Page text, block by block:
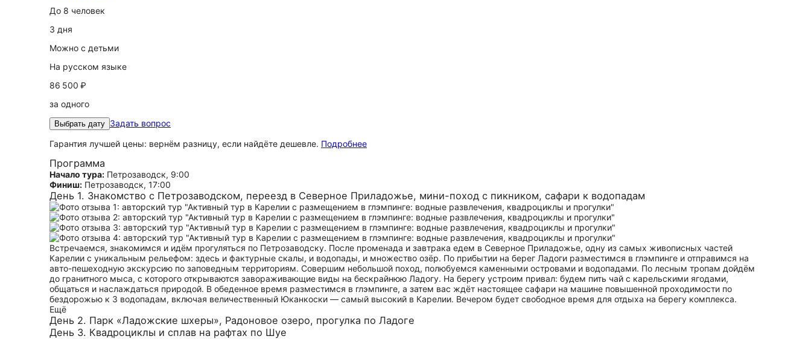
До 8 человек
3 дня
Можно с детьми
На русском языке
86 500 ₽
за одного
Выбрать дату Задать вопрос
Гарантия лучшей цены: вернём разницу, если найдёте дешевле. Подробнее
Программа
Начало тура: Петрозаводск, 9:00
Финиш: Петрозаводск, 17:00
День 1. Знакомство с Петрозаводском, переезд в Северное Приладожье, мини-поход с пикником, сафари к водопадам
Встречаемся, знакомимся и идём прогуляться по Петрозаводску. После променада и завтрака едем в Северное Приладожье, одну из самых живописных частей
Карелии с уникальным рельефом: здесь и фактурные скалы, и водопады, и множество озёр. По прибытии на берег Ладоги разместимся в глэмпинге и отправимся на
авто-пешеходную экскурсию по заповедным территориям. Совершим небольшой поход, полюбуемся каменными островами и водопадами. По лесным тропам дойдём
до гранитного мыса, с которого открываются завораживающие виды на бескрайнюю Ладогу. На берегу устроим привал: будем пить чай с карельскими ягодами,
общаться и наслаждаться природой. В обеденное время разместимся в глэмпинге, а затем вас ждёт настоящее сафари на машине повышенной проходимости по
бездорожью к 3 водопадам, включая величественный Юканкоски — самый высокий в Карелии. Вечером будет свободное время для отдыха на берегу комплекса.
Ещё
День 2. Парк «Ладожские шхеры», Радоновое озеро, прогулка по Ладоге
День 3. Квадроциклы и сплав на рафтах по Шуе